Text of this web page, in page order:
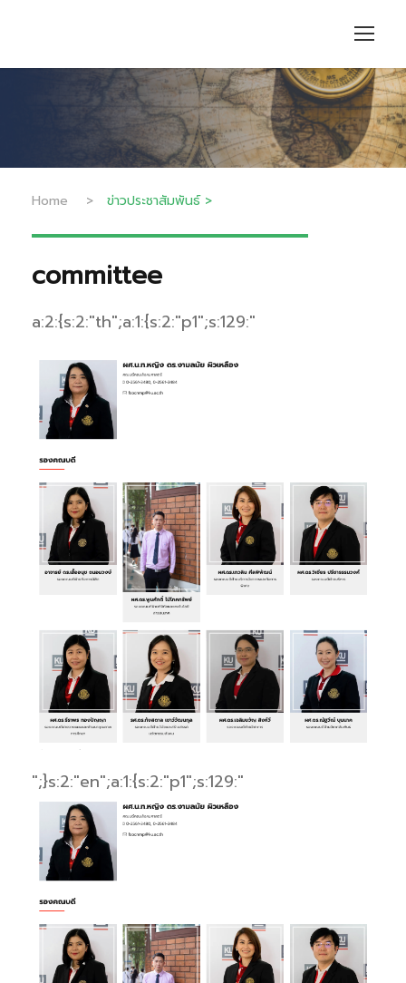
Home > ข่าวประชาสัมพันธ์>
committee
a:2:{s:2:"th";a:1:{s:2:"p1";s:129:"
";}s:2:"en";a:1:{s:2:"p1";s:129:"